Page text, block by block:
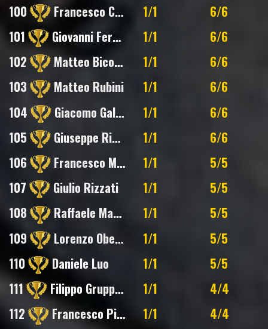
100
Francesco Cuoghi 1/1
6/6
101
Giovanni Feruglio 1/1
6/6
102
Matteo Bicocchi 1/1
6/6
103
Matteo Rubini 1/1
6/6
104
Giacomo Galletti 1/1
6/6
105
Giuseppe Rinaldi 1/1
6/6
106
Francesco Maria Boniello 1/1
5/5
107
Giulio Rizzati 1/1
5/5
108
Raffaele Marre' 1/1
5/5
109
Lorenzo Obertis 1/1
5/5
110
Daniele Luo 1/1
5/5
111
Filippo Gruppioni 1/1
4/4
112
Francesco Pipi 1/1
4/4